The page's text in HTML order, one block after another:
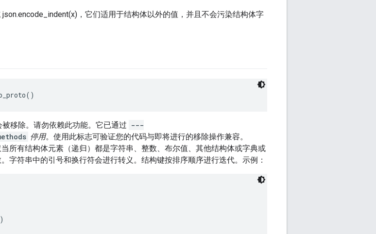
，它们适用于结构体以外的值，并且不会污染结构体字
移除。请勿依赖此功能。它已通过 ---
停用。使用此标志可验证您的代码与即将进行的移除操作兼容。
所有结构体元素（递归）都是字符串、整数、布尔值、其他结构体或字典或
字符串中的引号和换行符会进行转义。结构键按排序顺序进行迭代。示例：